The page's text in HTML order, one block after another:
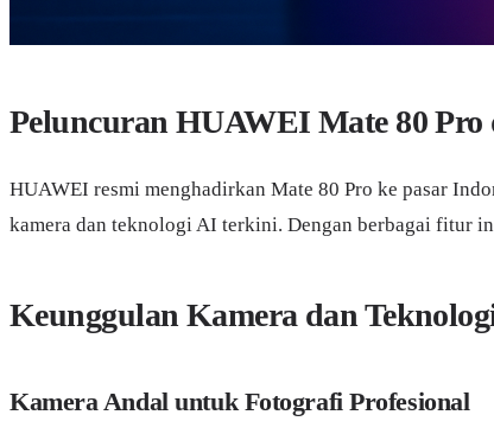
Peluncuran HUAWEI Mate 80 Pro
HUAWEI resmi menghadirkan Mate 80 Pro ke pasar
kamera dan teknologi AI terkini. Dengan berbagai fitur
Keunggulan Kamera dan
Kamera Andal untuk Fotografi Profesional